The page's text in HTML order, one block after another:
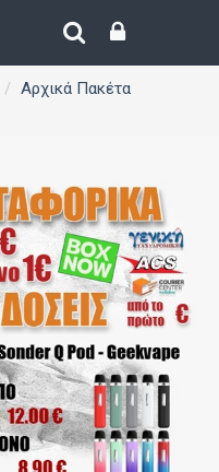
Αρχικά Πακέτα